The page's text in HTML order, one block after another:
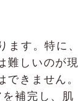
ます。特に、
難しいのが現
きません。
補完し、肌